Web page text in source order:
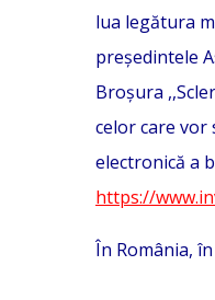
lua legătura
președintele
Broșura
celor care vor
electronică a
https://
În România,